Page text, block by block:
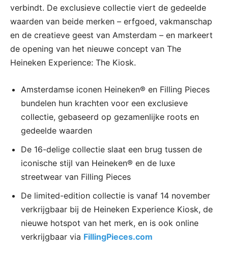
verbindt. De exclusieve collectie viert de gedeelde
waarden van beide merken – erfgoed, vakmanschap
en de creatieve geest van Amsterdam – en markeert
de opening van het nieuwe concept van The
Heineken Experience: The Kiosk.
Amsterdamse iconen Heineken® en Filling Pieces
bundelen hun krachten voor een exclusieve
collectie, gebaseerd op gezamenlijke roots en
gedeelde waarden
De 16-delige collectie slaat een brug tussen de
iconische stijl van Heineken® en de luxe
streetwear van Filling Pieces
De limited-edition collectie is vanaf 14 november
verkrijgbaar bij de Heineken Experience Kiosk, de
nieuwe hotspot van het merk, en is ook online
verkrijgbaar via FillingPieces.com